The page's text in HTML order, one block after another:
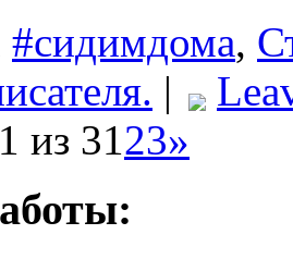
#сидимдома,
|
из 31 23»